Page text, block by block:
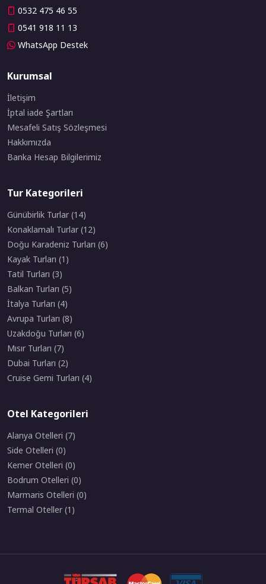
0532 475 46 55
0541 918 11 13
WhatsApp Destek
Kurumsal
İletişim
İptal iade Şartları
Mesafeli Satış Sözleşmesi
Hakkımızda
Banka Hesap Bilgilerimiz
Tur Kategorileri
Günübirlik Turlar (14)
Konaklamalı Turlar (12)
Doğu Karadeniz Turları (6)
Kayak Turları (1)
Tatil Turları (3)
Balkan Turları (5)
İtalya Turları (4)
Avrupa Turları (8)
Uzakdoğu Turları (6)
Mısır Turları (7)
Dubai Turları (2)
Cruise Gemi Turları (4)
Otel Kategorileri
Alanya Otelleri (7)
Side Otelleri (0)
Kemer Otelleri (0)
Bodrum Otelleri (0)
Marmaris Otelleri (0)
Termal Oteller (1)